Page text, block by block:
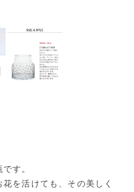
す。
を活けても、その美しく